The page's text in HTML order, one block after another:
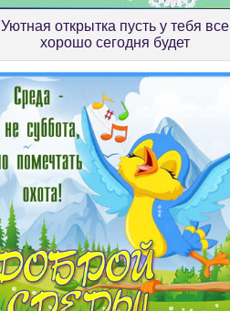
Уютная открытка пусть у тебя все
хорошо сегодня будет